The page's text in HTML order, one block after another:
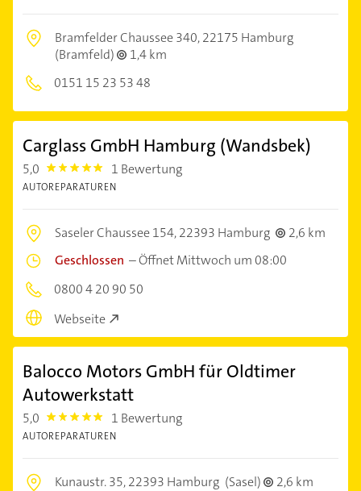
Bramfelder Chaussee 340,22175 Hamburg
(Bramfeld)
1,4 km
0151 15 23 53 48
Carglass GmbH Hamburg (Wandsbek)
5,0 5.0 1 Bewertung
AUTOREPARATUREN
Saseler Chaussee 154,22393 Hamburg
2,6 km
Geschlossen –Öffnet Mittwoch um 08:00
0800 4 20 90 50
Webseite
Balocco Motors GmbH für Oldtimer
Autowerkstatt
5,0 5.0 1 Bewertung
AUTOREPARATUREN
Kunaustr. 35,22393 Hamburg (Sasel)
2,6 km